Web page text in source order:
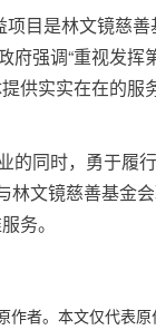
项目是林文镜慈
府强调“重视发挥
供实实在在的服
同时，勇于履行
林文镜慈善基金
务。
作者。本文仅代表